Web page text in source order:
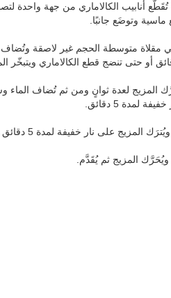
تُقَطَّع أنابيب الكالاماري من جهة
وتوضَع جانبًا.
مقلاة متوسطة الحجم غير لاصقة وتُضاف
المزيج لعدة ثوانٍ ومن ثم تُضاف
لمدة 5 دقائق.
على نار خفيفة لمدة 5 دقائق ويُحرَّك من حين إلى آخر.
المزيج ثم يُقَدَّم.